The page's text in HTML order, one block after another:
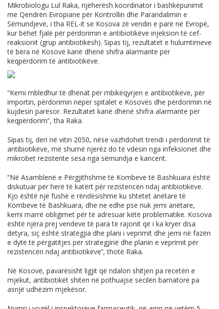
Mikrobiologu Lul Raka, njëherësh koordinator i bashkëpunimit
me Qendrën Evropiane për Kontrollin dhe Parandalimin e
Sëmundjeve, i tha REL-it se Kosova zë vendin e parë në Evropë,
kur bëhet fjalë për përdorimin e antibiotikëve injeksion të cef-
reaksionit (grup antibiotikësh). Sipas tij, rezultatet e hulumtimeve
të bëra në Kosovë kanë dhënë shifra alarmante për
keqpërdorim të antibiotikëve.
“Kemi mbledhur të dhënat për mbikëqyrjen e antibiotikëve, për
importin, përdorimin nëpër spitalet e Kosovës dhe përdorimin në
kujdesin parësor. Rezultatet kanë dhënë shifra alarmante për
keqpërdorim”, tha Raka.
Sipas tij, deri në vitin 2050, nëse vazhdohet trendi i përdorimit të
antibiotikëve, më shumë njerëz do të vdesin nga infeksionet dhe
mikrobet rezistente sesa nga sëmundja e kancerit.
“Në Asamblenë e Përgjithshme të Kombeve të Bashkuara është
diskutuar për herë të katërt për rezistencën ndaj antibiotikëve.
Kjo është një fushë e rëndësishme ku shtetet anëtare të
Kombeve të Bashkuara, dhe ne edhe pse nuk jemi anëtare,
kemi marrë obligimet për të adresuar këtë problematike. Kosova
është njëra prej vendeve të para të rajonit që i ka kryer disa
detyra, siç është strategjia dhe plani i veprimit dhe jemi në fazën
e dytë të përgatitjes për strategjinë dhe planin e veprimit për
rezistencën ndaj antibiotikëve’’, thotë Raka.
Në Kosovë, pavarësisht ligjit që ndalon shitjen pa recetën e
mjekut, antibiotikët shiten në pothuajse secilën barnatore pa
asnjë udhëzim mjekësor.